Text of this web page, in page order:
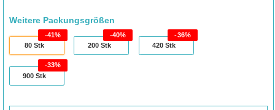
Weitere Packungsgrößen
80 Stk
41%
200Stk
40%
420 Stk
36%
900 Stk
33%